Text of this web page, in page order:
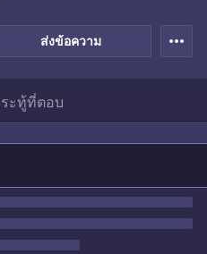
ส่งข้อความ more_horiz
ะทู้ที่ตอบ